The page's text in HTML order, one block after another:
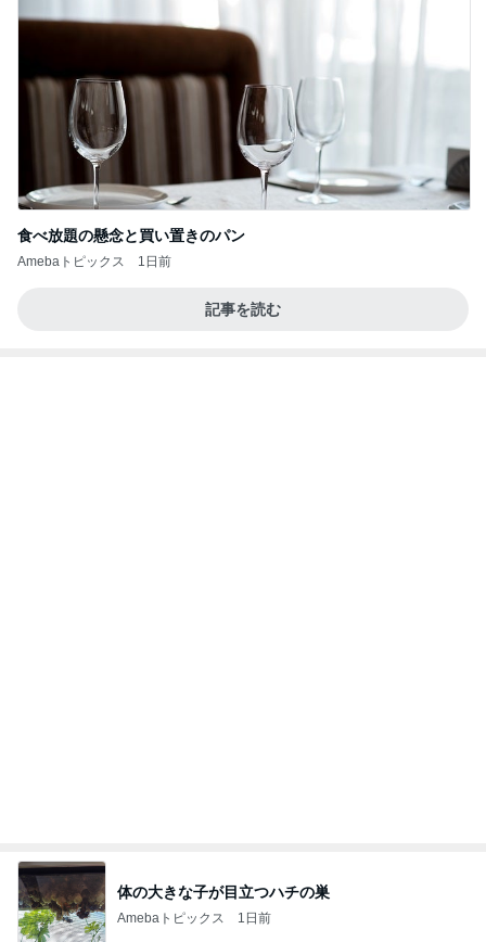
食べ放題の懸念と買い置きのパン
記事を読む
のん ドラマ撮影でエナジーチャージ
Amebaトピックス 1日前